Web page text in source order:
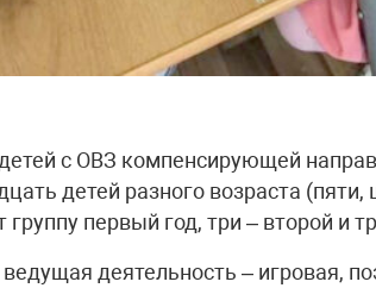
с ОВЗ компенсирующей
детей разного возраста (пяти,
первый год, три – второй и
деятельность – игровая,